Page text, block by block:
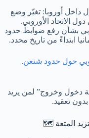
داخل أوروبا: تغيّر وضع
الاتحاد الأوروبي.
بشأن رفع ضوابط حدود
ابتداءً من تاريخ محدد.
حول حدود شنغن.
دخول وخروج” لمن يريد
تعقيد.